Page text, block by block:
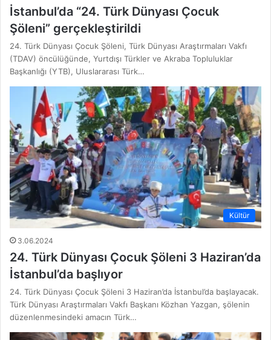
İstanbul’da “24. Türk Dünyası Çocuk
Şöleni” gerçekleştirildi
24. Türk Dünyası Çocuk Şöleni, Türk Dünyası Araştırmaları Vakfı
(TDAV) öncülüğünde, Yurtdışı Türkler ve Akraba Topluluklar
Başkanlığı (YTB), Uluslararası Türk…
Kültür
3.06.2024
24. Türk Dünyası Çocuk Şöleni 3 Haziran’da
İstanbul’da başlıyor
24. Türk Dünyası Çocuk Şöleni 3 Haziran’da İstanbul’da başlayacak.
Türk Dünyası Araştırmaları Vakfı Başkanı Közhan Yazgan, şölenin
düzenlenmesindeki amacın Türk…